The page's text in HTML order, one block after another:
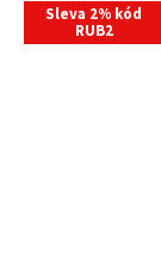
Sleva 2% kód
RUB2